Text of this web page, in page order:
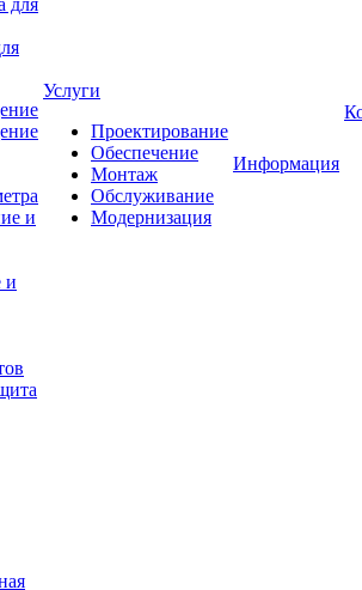
и
Услуги
Проектирование
Обеспечение
Монтаж
Обслуживание
Модернизация
Информация